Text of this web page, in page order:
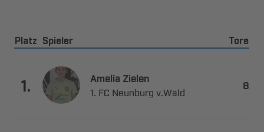
Platz Spieler Tore
.
 
   
